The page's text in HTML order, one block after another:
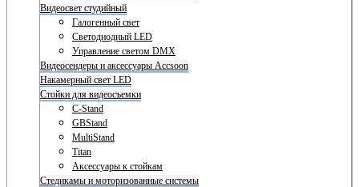
Видеосвет студийный
Галогенный свет
Светодиодный LED
Управление светом DMX
Видеосендеры и аксессуары Accsoon
Накамерный свет LED
Стойки для видеосъемки
C-Stand
GBStand
MultiStand
Titan
Аксессуары к стойкам
Стедикамы и моторизованные системы